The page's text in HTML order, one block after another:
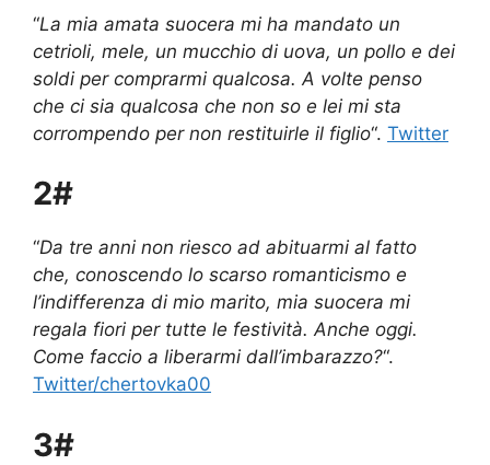
“La mia amata suocera mi ha mandato un
cetrioli, mele, un mucchio di uova, un pollo e dei
soldi per comprarmi qualcosa. A volte penso
che ci sia qualcosa che non so e lei mi sta
corrompendo per non restituirle il figlio“. Twitter
2#
“Da tre anni non riesco ad abituarmi al fatto
che, conoscendo lo scarso romanticismo e
l’indifferenza di mio marito, mia suocera mi
regala fiori per tutte le festività. Anche oggi.
Come faccio a liberarmi dall’imbarazzo?“.
Twitter/chertovka00
3#